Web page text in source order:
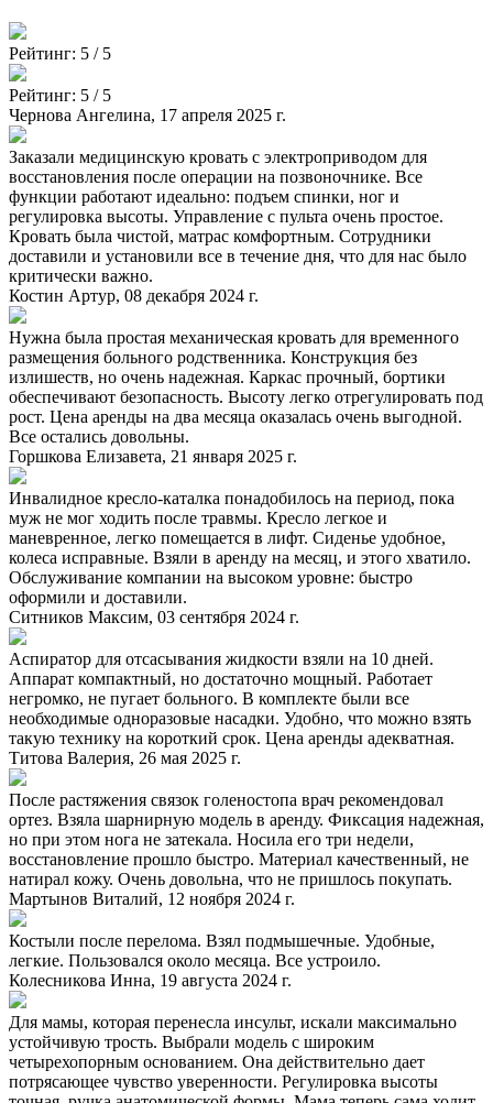
Рейтинг: 5 / 5
Рейтинг: 5 / 5
Чернова Ангелина, 17 апреля 2025 г.
Заказали медицинскую кровать с электроприводом для
восстановления после операции на позвоночнике. Все
функции работают идеально: подъем спинки, ног и
регулировка высоты. Управление с пульта очень простое.
Кровать была чистой, матрас комфортным. Сотрудники
доставили и установили все в течение дня, что для нас было
критически важно.
Костин Артур, 08 декабря 2024 г.
Нужна была простая механическая кровать для временного
размещения больного родственника. Конструкция без
излишеств, но очень надежная. Каркас прочный, бортики
обеспечивают безопасность. Высоту легко отрегулировать под
рост. Цена аренды на два месяца оказалась очень выгодной.
Все остались довольны.
Горшкова Елизавета, 21 января 2025 г.
Инвалидное кресло-каталка понадобилось на период, пока
муж не мог ходить после травмы. Кресло легкое и
маневренное, легко помещается в лифт. Сиденье удобное,
колеса исправные. Взяли в аренду на месяц, и этого хватило.
Обслуживание компании на высоком уровне: быстро
оформили и доставили.
Ситников Максим, 03 сентября 2024 г.
Аспиратор для отсасывания жидкости взяли на 10 дней.
Аппарат компактный, но достаточно мощный. Работает
негромко, не пугает больного. В комплекте были все
необходимые одноразовые насадки. Удобно, что можно взять
такую технику на короткий срок. Цена аренды адекватная.
Титова Валерия, 26 мая 2025 г.
После растяжения связок голеностопа врач рекомендовал
ортез. Взяла шарнирную модель в аренду. Фиксация надежная,
но при этом нога не затекала. Носила его три недели,
восстановление прошло быстро. Материал качественный, не
натирал кожу. Очень довольна, что не пришлось покупать.
Мартынов Виталий, 12 ноября 2024 г.
Костыли после перелома. Взял подмышечные. Удобные,
легкие. Пользовался около месяца. Все устроило.
Колесникова Инна, 19 августа 2024 г.
Для мамы, которая перенесла инсульт, искали максимально
устойчивую трость. Выбрали модель с широким
четырехопорным основанием. Она действительно дает
потрясающее чувство уверенности. Регулировка высоты